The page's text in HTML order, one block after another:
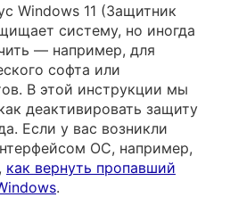
Windows 11 (Защитник
систему, но иногда
— например, для
софта или
В этой инструкции мы
деактивировать защиту
Если у вас возникли
ОС, например,
как вернуть пропавший
.